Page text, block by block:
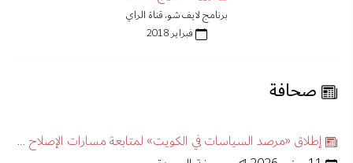
برنامج لايف شو، قناة الراي
فبراير 2018
صحافة
إطلاق «مرصد السياسات في الكويت» لمتابعة مسارات الإصلاح